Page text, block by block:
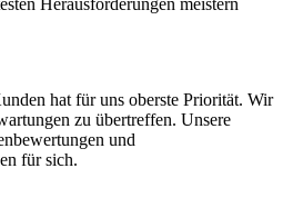
hat für uns oberste Priorität. Wir
zu übertreffen. Unsere
und
für sich.